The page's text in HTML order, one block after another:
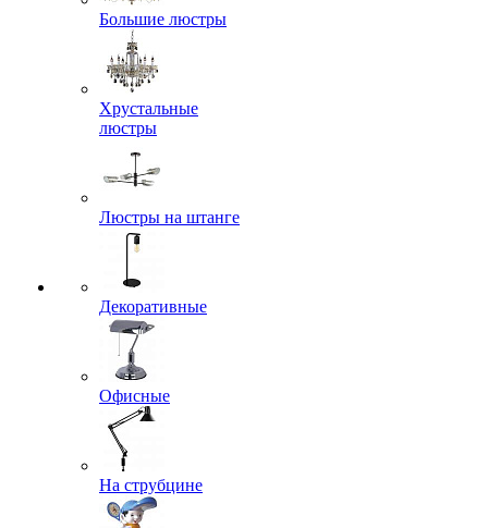
Большие люстры
Хрустальные
люстры
Люстры на штанге
Декоративные
Офисные
На струбцине